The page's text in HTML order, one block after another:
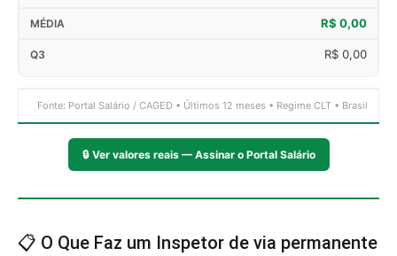
R$ 0,00
R$ 0,00
Fonte: Portal Salário / CAGED • Últimos 12 meses • Regime CLT • Brasil
🔒 Ver valores reais — Assinar o Portal Salário
📋 O Que Faz um Inspetor de via permanente